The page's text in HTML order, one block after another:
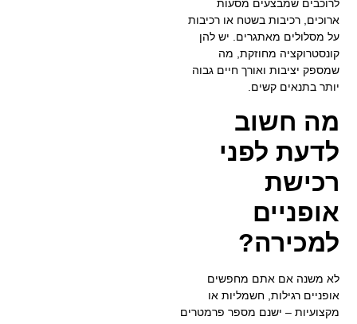
לרוכבים שמבצעים מסעות
ארוכים, רכיבות בשטח או רכיבות
על מסלולים מאתגרים. יש להן
קונסטרוקציה מחוזקת, מה
שמספק יציבות ואורך חיים גבוה
יותר בתנאים קשים.
מה חשוב
לדעת לפני
רכישת
אופניים
למכירה?
לא משנה אם אתם מחפשים
אופניים רגילות, חשמליות או
מקצועיות – ישנם מספר פרמטרים